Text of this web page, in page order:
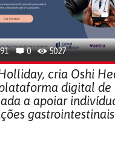
0 5027
cria Oshi
digital de
a apoiar